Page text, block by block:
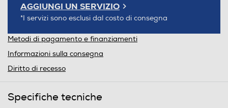
AGGIUNGI UN SERVIZIO
*I servizi sono esclusi dal costo di consegna
Metodi di pagamento e finanziamenti
Informazioni sulla consegna
Diritto di recesso
Specifiche tecniche